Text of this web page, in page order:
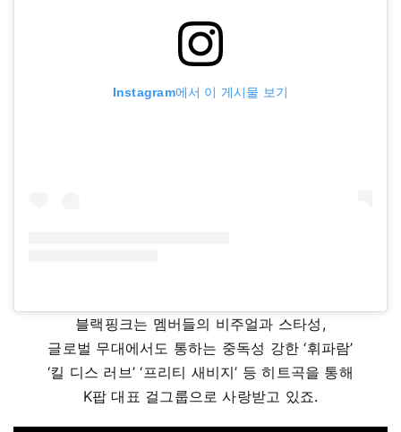
Instagram에서 이 게시물 보기
블랙핑크는 멤버들의 비주얼과 스타성,
글로벌 무대에서도 통하는 중독성 강한 ‘휘파람’
‘킬 디스 러브’ ‘프리티 새비지’ 등 히트곡을 통해
K팝 대표 걸그룹으로 사랑받고 있죠.